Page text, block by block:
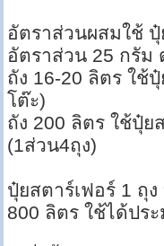
อัตราส่วนผสมใช้
อัตราส่วน 25 กรัม
ถัง 16-20 ลิตร ใช้
โต๊ะ)
ถัง 200 ลิตร ใช้ปุ๋ย
(1ส่วน4ถุง)
ปุ๋ยสตาร์เฟอร์ 1 ถุ
800 ลิตร ใช้ได้ปร